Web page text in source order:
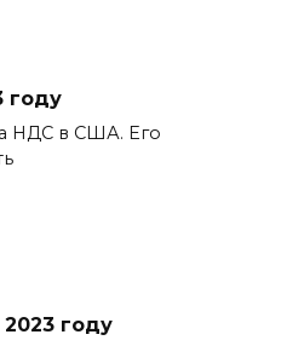
году
НДС в США. Его
году